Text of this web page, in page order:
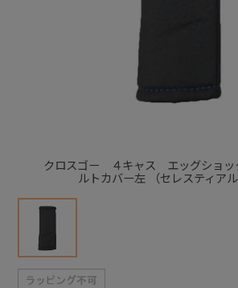
クロスゴー ４キャス エッグショ
ルトカバー左 （セレスティアル